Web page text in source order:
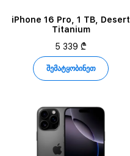
Video Playback Time
iPhone 16 Pro, 1 TB, Desert
Titanium
5 339 ₾
შემატყობინეთ